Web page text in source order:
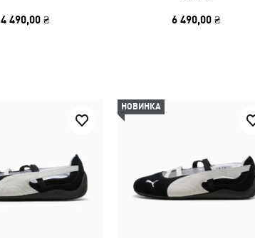
4 490,00 ₴ 6 490,00 ₴
НОВИНКА